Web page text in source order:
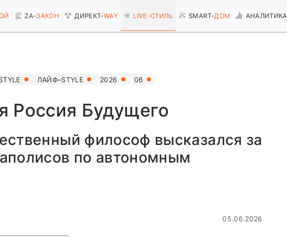
ZA-ЗАКОН ДИРЕКТ-WAY LIVE-СТИЛЬ SMART-ДОМ АНАЛИТИКА
ЛАЙФ–STYLE 2026 06
Россия Будущего
философ высказался за
по автономным
05.06.2026